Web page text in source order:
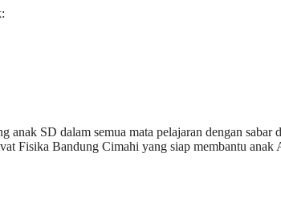
SD dalam semua mata pelajaran dengan sabar
Fisika Bandung Cimahi yang siap membantu anak